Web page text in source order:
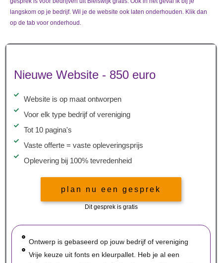
langskom op je bedrijf. Wil je de website ook laten onderhouden. Klik dan
op de tab voor onderhoud.
Nieuwe Website - 850 euro
Website is op maat ontworpen
Voor elk type bedrijf of vereniging
Tot 10 pagina's
Vaste offerte = vaste opleveringsprijs
Oplevering bij 100% tevredenheid
plan nu een gesprek
Dit gesprek is gratis
Ontwerp is gebaseerd op jouw bedrijf of vereniging
Vrije keuze uit fonts en kleurpallet. Heb je al een